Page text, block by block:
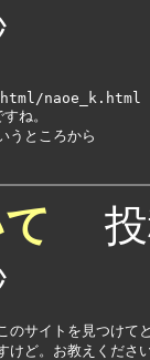
naoe_k.html
ね。
うところから
投
のサイトを見つけ
けど。お教えくださ